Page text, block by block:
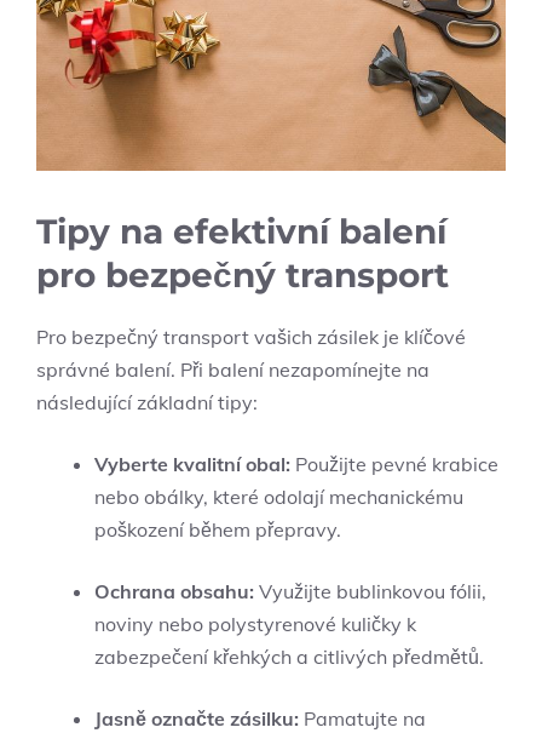
Tipy na efektivní balení
pro bezpečný transport
Pro‍ bezpečný transport vašich zásilek ​je klíčové
správné balení. Při balení nezapomínejte na ​
následující základní tipy:
Vyberte​ kvalitní obal: Použijte pevné krabice
nebo obálky, které odolají‍ mechanickému
poškození během‍ přepravy.
Ochrana obsahu: Využijte bublinkovou fólii,
noviny nebo polystyrenové kuličky‍ k
zabezpečení​ křehkých a citlivých předmětů.
Jasně označte zásilku: Pamatujte na